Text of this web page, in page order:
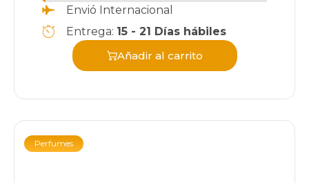
Envió Internacional
Entrega: 15 - 21 Días hábiles
Añadir al carrito
Perfumes